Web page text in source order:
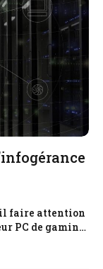
faire attention
PC de gaming